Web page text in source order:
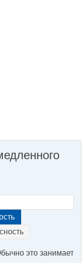
это занимает